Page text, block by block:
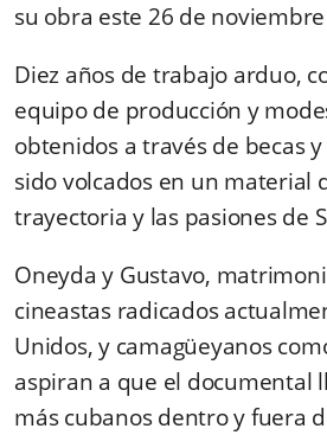
su obra este 26 de
Diez años de trabajo arduo,
equipo de producción y
obtenidos a través de becas
sido volcados en un material
trayectoria y las pasiones de
Oneyda y Gustavo,
cineastas radicados
Unidos, y camagüeyanos
aspiran a que el documental
más cubanos dentro y fuera